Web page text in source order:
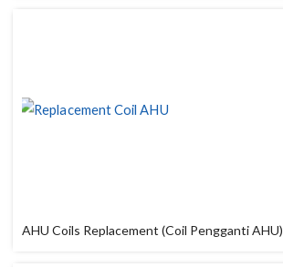
AHU Coils Replacement (Coil Pengganti AHU)